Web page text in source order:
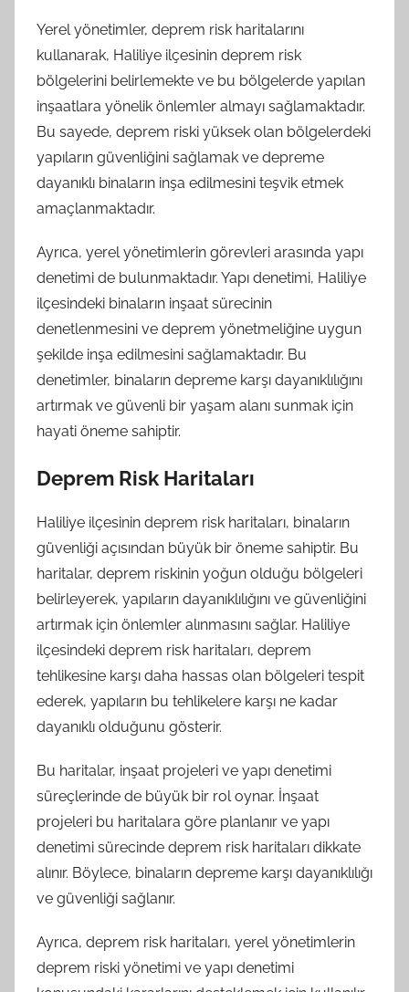
Yerel yönetimler, deprem risk haritalarını
kullanarak, Haliliye ilçesinin deprem risk
bölgelerini belirlemekte ve bu bölgelerde yapılan
inşaatlara yönelik önlemler almayı sağlamaktadır.
Bu sayede, deprem riski yüksek olan bölgelerdeki
yapıların güvenliğini sağlamak ve depreme
dayanıklı binaların inşa edilmesini teşvik etmek
amaçlanmaktadır.
Ayrıca, yerel yönetimlerin görevleri arasında yapı
denetimi de bulunmaktadır. Yapı denetimi, Haliliye
ilçesindeki binaların inşaat sürecinin
denetlenmesini ve deprem yönetmeliğine uygun
şekilde inşa edilmesini sağlamaktadır. Bu
denetimler, binaların depreme karşı dayanıklılığını
artırmak ve güvenli bir yaşam alanı sunmak için
hayati öneme sahiptir.
Deprem Risk Haritaları
Haliliye ilçesinin deprem risk haritaları, binaların
güvenliği açısından büyük bir öneme sahiptir. Bu
haritalar, deprem riskinin yoğun olduğu bölgeleri
belirleyerek, yapıların dayanıklılığını ve güvenliğini
artırmak için önlemler alınmasını sağlar. Haliliye
ilçesindeki deprem risk haritaları, deprem
tehlikesine karşı daha hassas olan bölgeleri tespit
ederek, yapıların bu tehlikelere karşı ne kadar
dayanıklı olduğunu gösterir.
Bu haritalar, inşaat projeleri ve yapı denetimi
süreçlerinde de büyük bir rol oynar. İnşaat
projeleri bu haritalara göre planlanır ve yapı
denetimi sürecinde deprem risk haritaları dikkate
alınır. Böylece, binaların depreme karşı dayanıklılığı
ve güvenliği sağlanır.
Ayrıca, deprem risk haritaları, yerel yönetimlerin
deprem riski yönetimi ve yapı denetimi